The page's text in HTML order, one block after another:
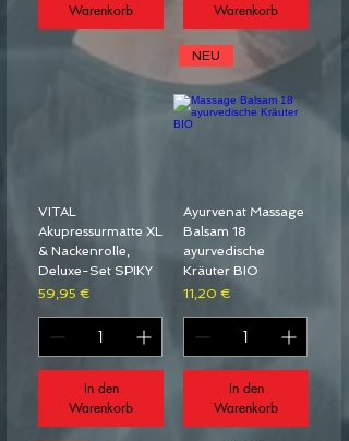
Warenkorb
Warenkorb
VITAL
Akupressurmatte XL
& Nackenrolle,
Deluxe-Set SPIKY
Preis
59,95 €
In den
Warenkorb
NEU
Ayurvenat Massage
Balsam 18
ayurvedische
Kräuter BIO
Preis
11,20 €
In den
Warenkorb